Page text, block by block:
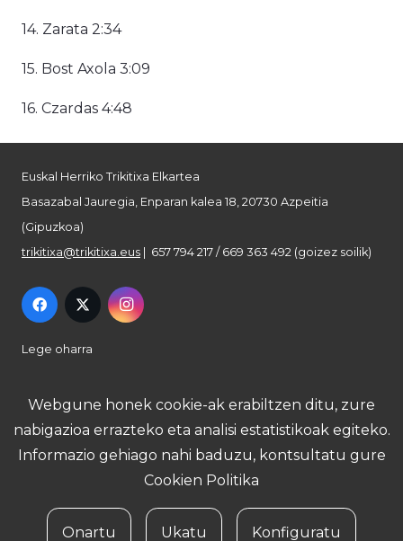
14. Zarata 2:34
15. Bost Axola 3:09
16. Czardas 4:48
Euskal Herriko Trikitixa Elkartea
Basazabal Jauregia, Enparan kalea 18, 20730 Azpeitia
(Gipuzkoa)
trikitixa@trikitixa.eus | 657 794 217 / 669 363 492 (goizez soilik)
Lege oharra
Pribatutasun politika
Webgune honek cookie-ak erabiltzen ditu, zure
nabigazioa errazteko eta analisi estatistikoak egiteko.
Informazio gehiago nahi baduzu, kontsultatu gure
Cookien Politika
Onartu Ukatu Konfiguratu